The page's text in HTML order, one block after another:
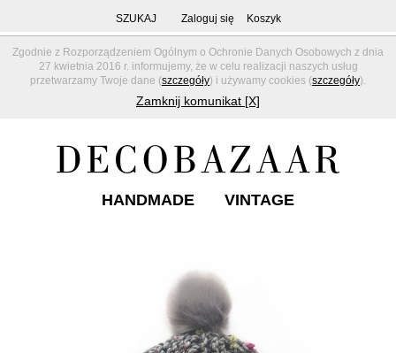
Zgodnie z Rozporządzeniem Ogólnym o Ochronie Danych Osobowych z dnia
27 kwietnia 2016 r. informujemy, że w celu realizacji naszych usług
przetwarzamy Twoje dane (szczegóły) i używamy cookies (szczegóły).
Zamknij komunikat [X]
SZUKAJ Zaloguj się Koszyk
HANDMADE VINTAGE